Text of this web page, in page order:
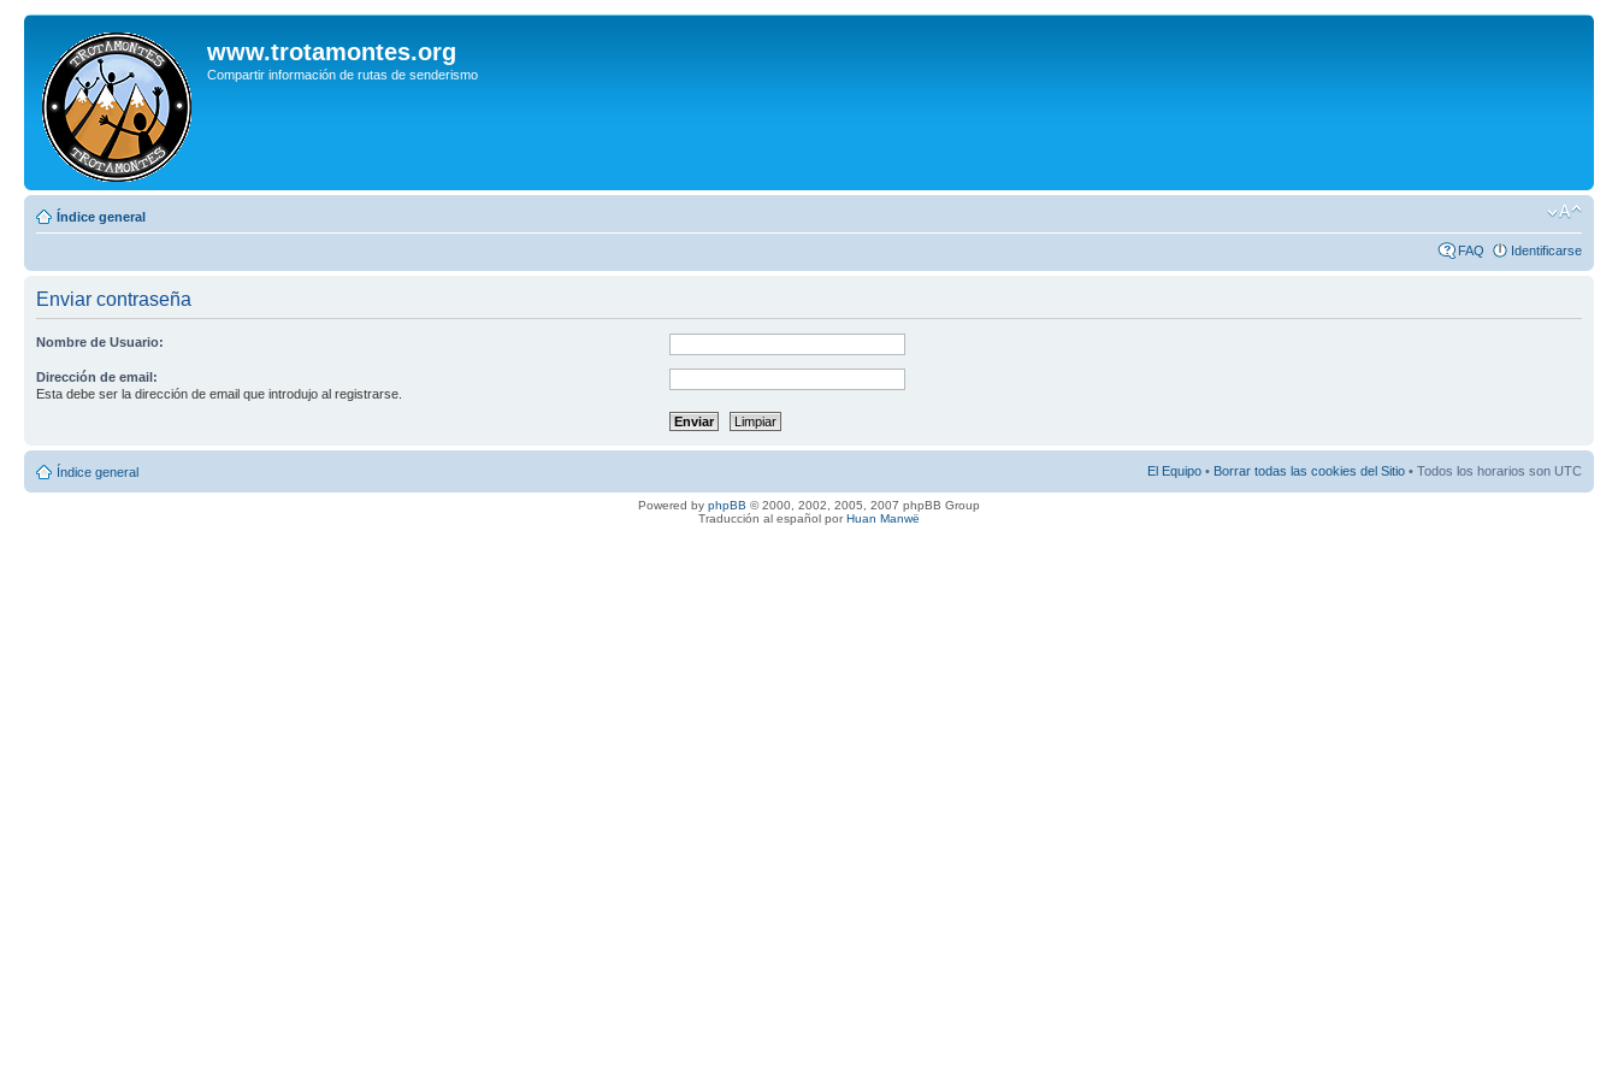
www.trotamontes.org
Compartir información de rutas de senderismo
Índice general
FAQ Identificarse
Enviar contraseña
Nombre de Usuario:
Dirección de email:
Esta debe ser la dirección de email que introdujo al registrarse.
Índice general El Equipo • Borrar todas las cookies del Sitio • Todos los horarios son UTC
Powered by phpBB © 2000, 2002, 2005, 2007 phpBB Group
Traducción al español porHuan Manwë